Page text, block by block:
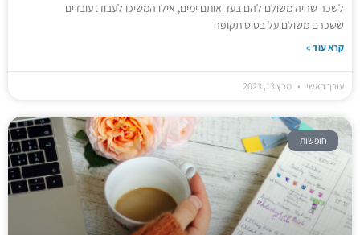
לשכר שהיה משולם להם בעד אותם ימים, אילו המשיכו לעבוד. עובדים
ששכרם משולם על בסיס תקופה
קרא עוד »
עורך ראשי מרץ 13, 2023
חופשות